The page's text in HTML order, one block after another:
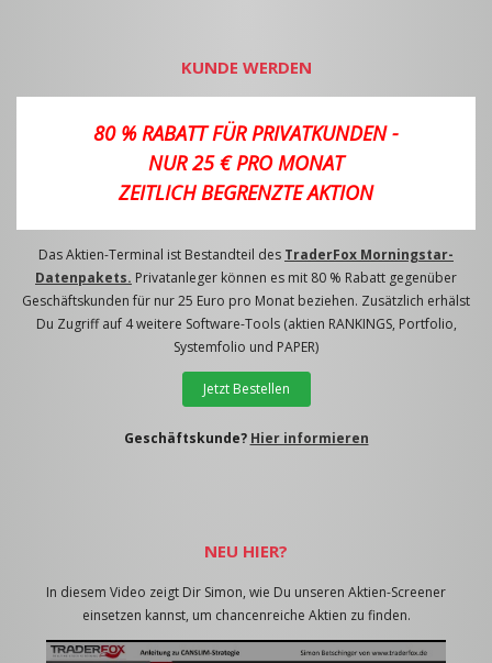
KUNDE WERDEN
80 % RABATT FÜR PRIVATKUNDEN -
NUR 25 € PRO MONAT
ZEITLICH BEGRENZTE AKTION
Das Aktien-Terminal ist Bestandteil des TraderFox Morningstar-
Datenpakets. Privatanleger können es mit 80 % Rabatt gegenüber
Geschäftskunden für nur 25 Euro pro Monat beziehen. Zusätzlich erhälst
Du Zugriff auf 4 weitere Software-Tools (aktien RANKINGS, Portfolio,
Systemfolio und PAPER)
Jetzt Bestellen
Geschäftskunde? Hier informieren
NEU HIER?
In diesem Video zeigt Dir Simon, wie Du unseren Aktien-Screener
einsetzen kannst, um chancenreiche Aktien zu finden.